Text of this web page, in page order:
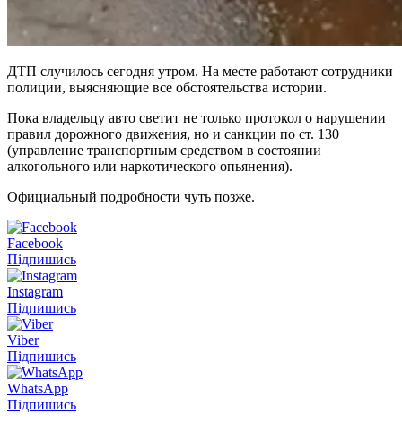
ДТП случилось сегодня утром. На месте работают сотрудники
полиции, выясняющие все обстоятельства истории.
Пока владельцу авто светит не только протокол о нарушении
правил дорожного движения, но и санкции по ст. 130
(управление транспортным средством в состоянии
алкогольного или наркотического опьянения).
Официальный подробности чуть позже.
Facebook
Підпишись
Instagram
Підпишись
Viber
Підпишись
WhatsApp
Підпишись